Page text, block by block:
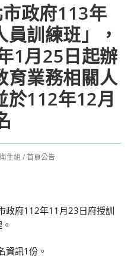
政府113年
訓練班」，
1月25日起辦
育業務相關人
於112年12月
衛生組 / 首頁公告
政府112年11月23日府授訓
資訊1份。